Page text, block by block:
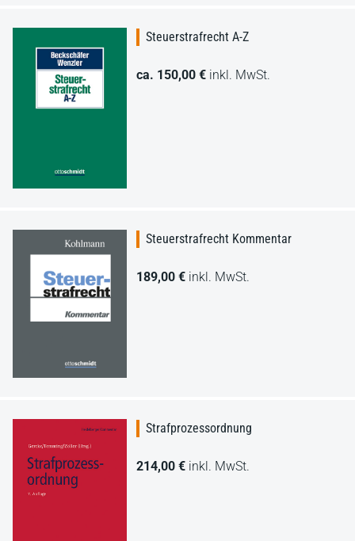
Steuerstrafrecht A-Z
ca. 150,00 € inkl. MwSt.
Steuerstrafrecht Kommentar
189,00 € inkl. MwSt.
Strafprozessordnung
214,00 € inkl. MwSt.